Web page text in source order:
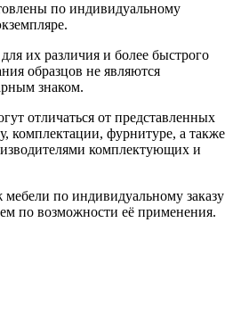
по индивидуальному
их различия и более быстрого
образцов не являются
знаком.
отличаться от представленных
комплектации, фурнитуре, а также
комплектующих и
по индивидуальному заказу
по возможности её применения.